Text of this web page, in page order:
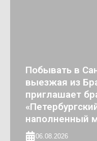
Побывать в
выезжая из
приглашает
наполненный
06.08.2026